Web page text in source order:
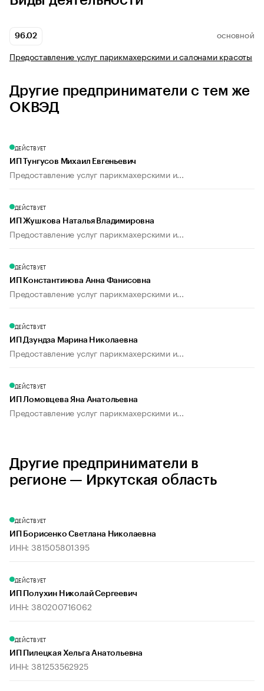
96.02 ОСНОВНОЙ
Предоставление услуг парикмахерскими и салонами красоты
Другие предприниматели с тем же
ОКВЭД
ДЕЙСТВУЕТ
ИП Тунгусов Михаил Евгеньевич
Предоставление услуг парикмахерскими и...
ДЕЙСТВУЕТ
ИП Жушкова Наталья Владимировна
Предоставление услуг парикмахерскими и...
ДЕЙСТВУЕТ
ИП Константинова Анна Фанисовна
Предоставление услуг парикмахерскими и...
ДЕЙСТВУЕТ
ИП Дзундза Марина Николаевна
Предоставление услуг парикмахерскими и...
ДЕЙСТВУЕТ
ИП Ломовцева Яна Анатольевна
Предоставление услуг парикмахерскими и...
Другие предприниматели в
регионе — Иркутская область
ДЕЙСТВУЕТ
ИП Борисенко Светлана Николаевна
ИНН: 381505801395
ДЕЙСТВУЕТ
ИП Полухин Николай Сергеевич
ИНН: 380200716062
ДЕЙСТВУЕТ
ИП Пилецкая Хельга Анатольевна
ИНН: 381253562925